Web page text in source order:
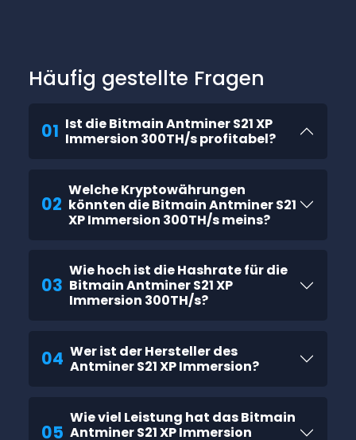
Häufig gestellte Fragen
01 Ist die Bitmain Antminer S21 XP
Immersion 300TH/s profitabel?
02
Welche Kryptowährungen
könnten die Bitmain Antminer S21
XP Immersion 300TH/s meins?
03
Wie hoch ist die Hashrate für die
Bitmain Antminer S21 XP
Immersion 300TH/s?
04 Wer ist der Hersteller des
Antminer S21 XP Immersion?
05
Wie viel Leistung hat das Bitmain
Antminer S21 XP Immersion